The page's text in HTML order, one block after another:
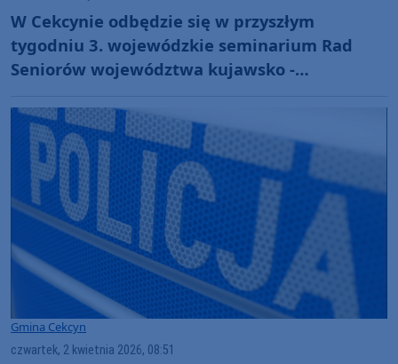
W Cekcynie odbędzie się w przyszłym
tygodniu 3. wojewódzkie seminarium Rad
Seniorów województwa kujawsko -
Gmina Cekcyn
czwartek, 2 kwietnia 2026, 08:51